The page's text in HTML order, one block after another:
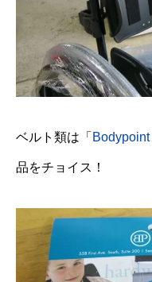
ベルト類は「
品をチョイス！